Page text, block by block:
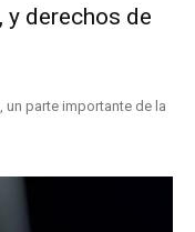
y derechos de
parte importante de la